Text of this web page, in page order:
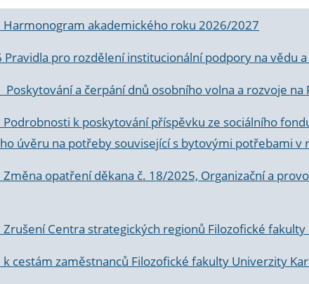
Harmonogram akademického roku 2026/2027
Pravidla pro rozdělení institucionální podpory na vědu
Poskytování a čerpání dnů osobního volna a rozvoje
Podrobnosti k poskytování příspěvku ze sociálního
úvěru na potřeby související s bytovými potřebami v
Změna opatření děkana č. 18/2025, Organizační a
Zrušení Centra strategických regionů Filozofické
k cestám zaměstnanců Filozofické fakulty Univerzity